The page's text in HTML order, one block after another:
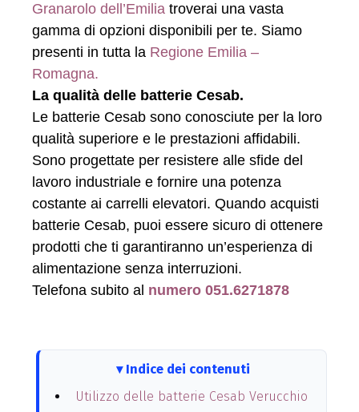
Granarolo dell’Emilia troverai una vasta
gamma di opzioni disponibili per te. Siamo
presenti in tutta la Regione Emilia –
Romagna.
La qualità delle batterie Cesab.
Le batterie Cesab sono conosciute per la loro
qualità superiore e le prestazioni affidabili.
Sono progettate per resistere alle sfide del
lavoro industriale e fornire una potenza
costante ai carrelli elevatori. Quando acquisti
batterie Cesab, puoi essere sicuro di ottenere
prodotti che ti garantiranno un’esperienza di
alimentazione senza interruzioni.
Telefona subito al numero 051.6271878
Indice dei contenuti
Utilizzo delle batterie Cesab Verucchio